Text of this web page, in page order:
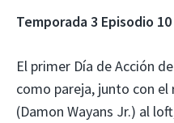
Temporada 3 Episodio 10
El primer Día de Acción
como pareja, junto con
(Damon Wayans Jr.) al